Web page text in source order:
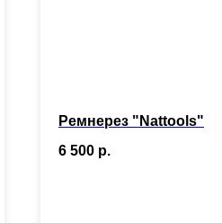
Ремнерез "Nattools"
6 500 р.